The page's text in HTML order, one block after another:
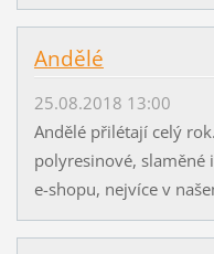
Andělé
25.08.2018 13:00
Andělé přilétají celý
polyresinové, slaměné
e-shopu, nejvíce v